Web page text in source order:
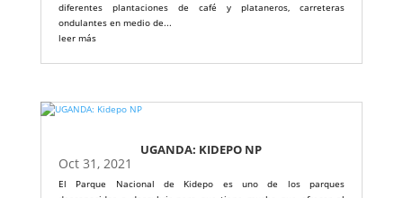
diferentes plantaciones de café y plataneros, carreteras
ondulantes en medio de...
leer más
UGANDA: KIDEPO NP
Oct 31, 2021
El Parque Nacional de Kidepo es uno de los parques